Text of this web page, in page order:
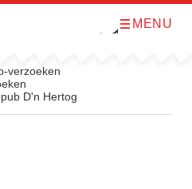
O
MENU
verzoeken
D'n Hertog